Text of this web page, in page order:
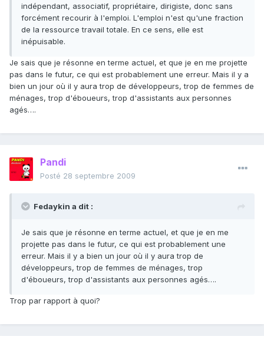
indépendant, associatif, propriétaire, dirigiste, donc sans
forcément recourir à l'emploi. L'emploi n'est qu'une fraction
de la ressource travail totale. En ce sens, elle est
inépuisable.
Je sais que je résonne en terme actuel, et que je en me projette
pas dans le futur, ce qui est probablement une erreur. Mais il y a
bien un jour où il y aura trop de développeurs, trop de femmes de
ménages, trop d'éboueurs, trop d'assistants aux personnes
agés….
Pandi
Posté 28 septembre 2009
Fedaykin a dit :
Je sais que je résonne en terme actuel, et que je en me
projette pas dans le futur, ce qui est probablement une
erreur. Mais il y a bien un jour où il y aura trop de
développeurs, trop de femmes de ménages, trop
d'éboueurs, trop d'assistants aux personnes agés….
Trop par rapport à quoi?